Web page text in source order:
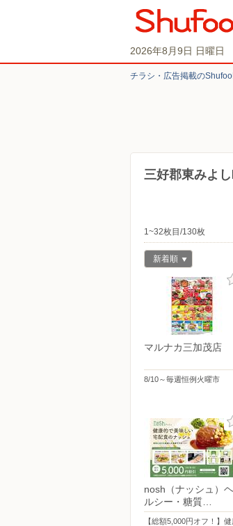
2026年8月9日 日曜日
チラシ・​広告掲載の​
三好郡東みよ
1~32枚目/130枚
新着順
マルナカ三加茂店
8/10～毎週恒例火曜市
nosh（ナッシュ）ヘ
ルシー・糖質…
【総額5,000円オフ！】健